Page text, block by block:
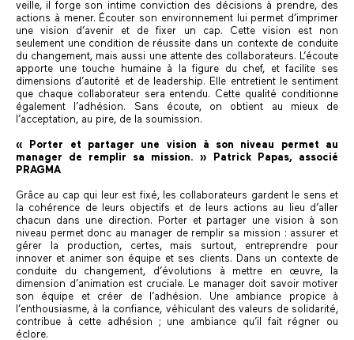
veille, il forge son intime conviction des décisions à prendre, des
actions à mener. Écouter son environnement lui permet d’imprimer
une vision d’avenir et de fixer un cap. Cette vision est non
seulement une condition de réussite dans un contexte de conduite
du changement, mais aussi une attente des collaborateurs. L’écoute
apporte une touche humaine à la figure du chef, et facilite ses
dimensions d’autorité et de leadership. Elle entretient le sentiment
que chaque collaborateur sera entendu. Cette qualité conditionne
également l’adhésion. Sans écoute, on obtient au mieux de
l’acceptation, au pire, de la soumission.
« Porter et partager une vision à son niveau permet au
manager de remplir sa mission. » Patrick Papas, associé
PRAGMA
Grâce au cap qui leur est fixé, les collaborateurs gardent le sens et
la cohérence de leurs objectifs et de leurs actions au lieu d’aller
chacun dans une direction. Porter et partager une vision à son
niveau permet donc au manager de remplir sa mission : assurer et
gérer la production, certes, mais surtout, entreprendre pour
innover et animer son équipe et ses clients. Dans un contexte de
conduite du changement, d’évolutions à mettre en œuvre, la
dimension d’animation est cruciale. Le manager doit savoir motiver
son équipe et créer de l’adhésion. Une ambiance propice à
l’enthousiasme, à la confiance, véhiculant des valeurs de solidarité,
contribue à cette adhésion ; une ambiance qu’il fait régner ou
éclore.